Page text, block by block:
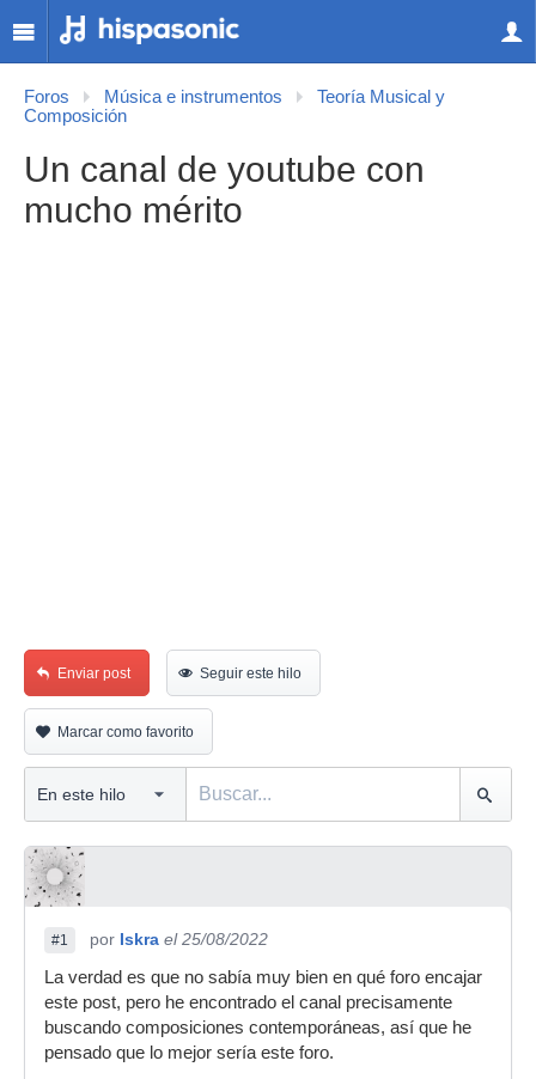
Foros Música e instrumentos
Teoría Musical y
Composición
Un canal de youtube con
mucho mérito
Enviar post Seguir este hilo
Marcar como favorito
#1 por Iskra el 25/08/2022
La verdad es que no sabía muy bien en qué foro encajar
este post, pero he encontrado el canal precisamente
buscando composiciones contemporáneas, así que he
pensado que lo mejor sería este foro.